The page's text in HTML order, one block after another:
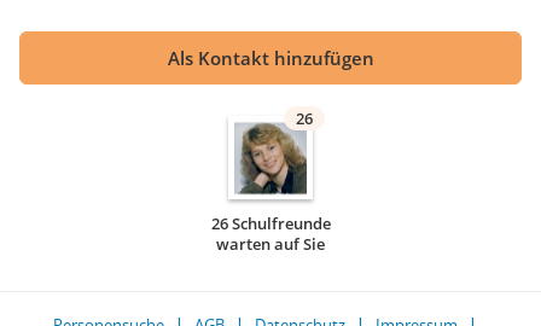
Als Kontakt hinzufügen
26
26 Schulfreunde
warten auf Sie